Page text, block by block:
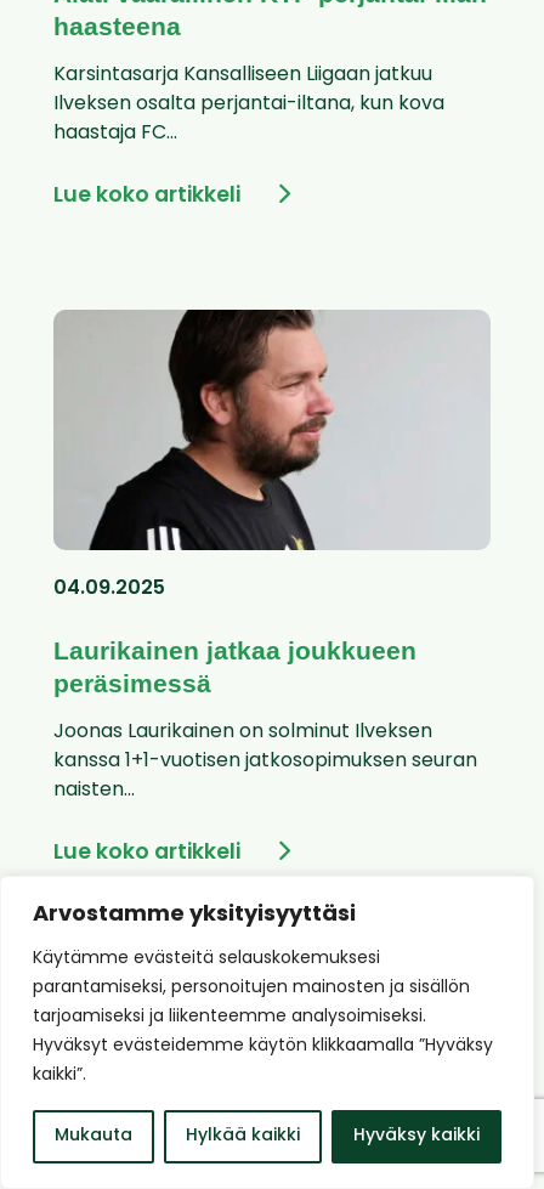
Arvostamme yksityisyyttäsi
Käytämme evästeitä selauskokemuksesi
parantamiseksi, personoitujen mainosten ja sisällön
tarjoamiseksi ja liikenteemme analysoimiseksi.
Hyväksyt evästeidemme käytön klikkaamalla ”Hyväksy
kaikki”.
Mukauta Hylkää kaikki Hyväksy kaikki
haasteena
Karsintasarja Kansalliseen Liigaan jatkuu
Ilveksen osalta perjantai-iltana, kun kova
haastaja FC...
Lue koko artikkeli
04.09.2025
Laurikainen jatkaa joukkueen
peräsimessä
Joonas Laurikainen on solminut Ilveksen
kanssa 1+1-vuotisen jatkosopimuksen seuran
naisten...
Lue koko artikkeli